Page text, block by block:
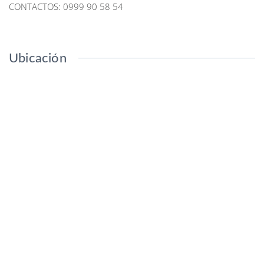
CONTACTOS: 0999 90 58 54
Ubicación